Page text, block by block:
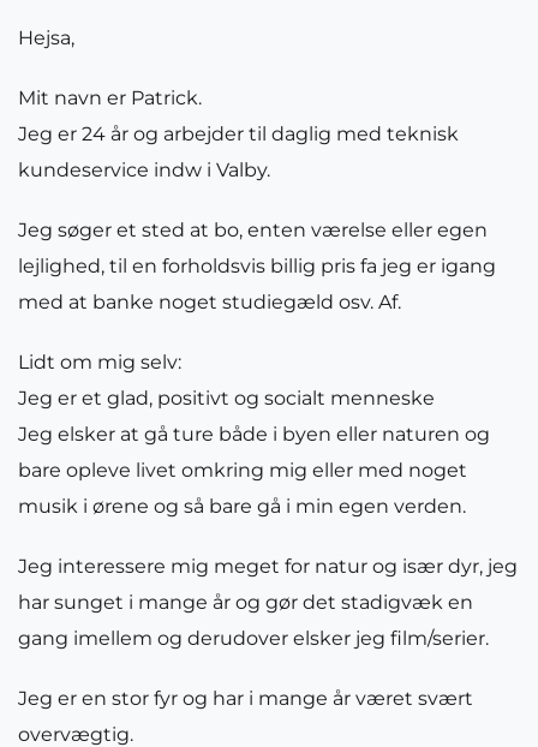
Hejsa,
Mit navn er Patrick.
Jeg er 24 år og arbejder til daglig med teknisk
kundeservice indw i Valby.
Jeg søger et sted at bo, enten værelse eller egen
lejlighed, til en forholdsvis billig pris fa jeg er igang
med at banke noget studiegæld osv. Af.
Lidt om mig selv:
Jeg er et glad, positivt og socialt menneske
Jeg elsker at gå ture både i byen eller naturen og
bare opleve livet omkring mig eller med noget
musik i ørene og så bare gå i min egen verden.
Jeg interessere mig meget for natur og især dyr, jeg
har sunget i mange år og gør det stadigvæk en
gang imellem og derudover elsker jeg film/serier.
Jeg er en stor fyr og har i mange år været svært
overvægtig.